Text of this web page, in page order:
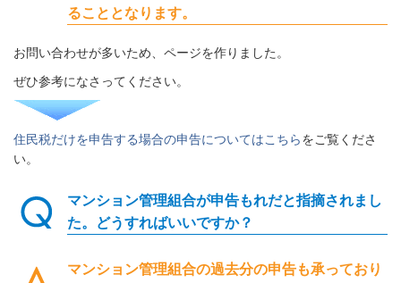
ることとなります。
お問い合わせが多いため、ページを作りました。
ぜひ参考になさってください。
住民税だけを申告する場合の申告についてはこちらをご覧くださ
い。
マンション管理組合が申告もれだと指摘されまし
た。どうすればいいですか？
マンション管理組合の過去分の申告も承っており